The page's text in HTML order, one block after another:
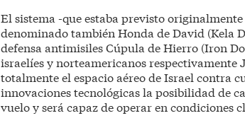
El sistema -que estaba previsto
denominado también Honda de David (Kela
defensa antimisiles Cúpula de Hierro (Iron
israelíes y norteamericanos respectivamente
totalmente el espacio aéreo de Israel contra
innovaciones tecnológicas la posibilidad de
vuelo y será capaz de operar en condiciones